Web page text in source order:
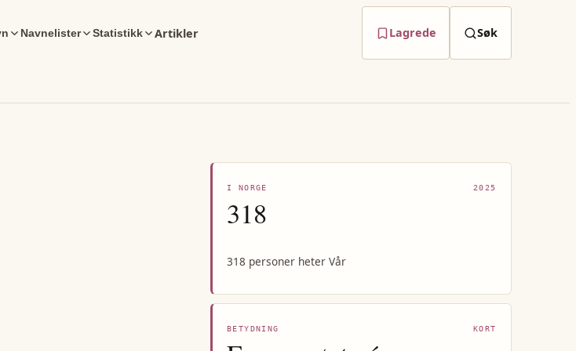
Navnelister Statistikk Artikler Lagrede Søk
I NORGE 2025
318
318 personer heter Vår
BETYDNING KORT